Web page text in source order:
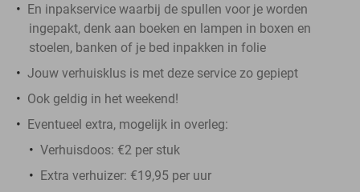
En inpakservice waarbij de spullen voor je worden
ingepakt, denk aan boeken en lampen in boxen en
stoelen, banken of je bed inpakken in folie
Jouw verhuisklus is met deze service zo gepiept
Ook geldig in het weekend!
Eventueel extra, mogelijk in overleg:
Verhuisdoos: €2 per stuk
Extra verhuizer: €19,95 per uur